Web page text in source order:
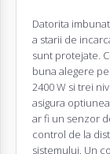
Datorita
a starii de
sunt protejate.
buna alegere
2400 W si trei
asigura
ar fi un senzor
control de la
sistemului. Un